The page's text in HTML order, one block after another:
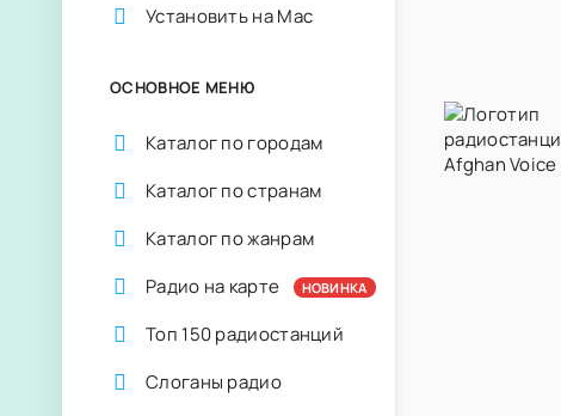
Установить на Mac
ОСНОВНОЕ МЕНЮ
Каталог по городам
Каталог по странам
Каталог по жанрам
Радио на карте
НОВИНКА
Топ 150 радиостанций
Слоганы радио